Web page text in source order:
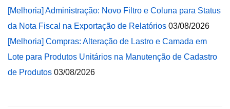
[Melhoria] Administração: Novo Filtro e Coluna para Status
da Nota Fiscal na Exportação de Relatórios 03/08/2026
[Melhoria] Compras: Alteração de Lastro e Camada em
Lote para Produtos Unitários na Manutenção de Cadastro
de Produtos 03/08/2026